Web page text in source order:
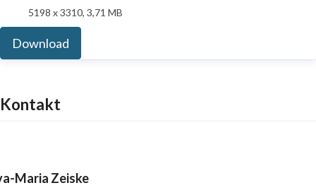
5198 x 3310, 3,71 MB
Download
Kontakt
Maria Zeiske